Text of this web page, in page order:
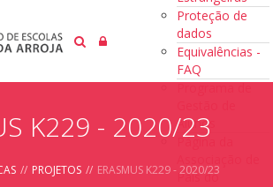
Proteção de
dados
Equivalências -
FAQ
Programa de
Alunos
Página da
Pais do
K229 - 2020/23
// PROJETOS // ERASMUS K229 - 2020/23